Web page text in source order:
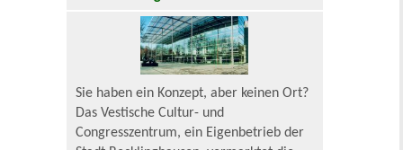
Sie haben ein Konzept, aber keinen Ort?
Das Vestische Cultur- und
Congresszentrum, ein Eigenbetrieb der